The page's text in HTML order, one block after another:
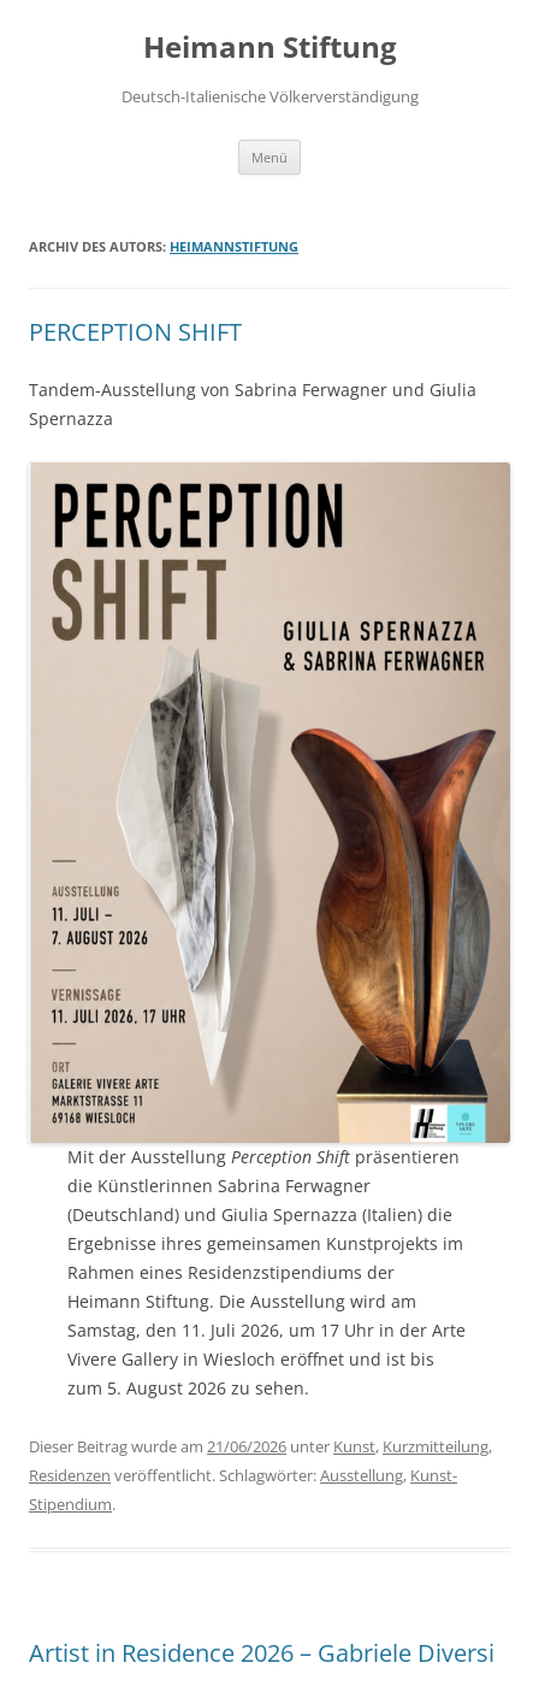
Heimann Stiftung
Deutsch-Italienische Völkerverständigung
Menü
ARCHIV DES AUTORS: HEIMANNSTIFTUNG
PERCEPTION SHIFT
Tandem-Ausstellung von Sabrina Ferwagner und Giulia
Spernazza
Mit der Ausstellung Perception Shift präsentieren
die Künstlerinnen Sabrina Ferwagner
(Deutschland) und Giulia Spernazza (Italien) die
Ergebnisse ihres gemeinsamen Kunstprojekts im
Rahmen eines Residenzstipendiums der
Heimann Stiftung. Die Ausstellung wird am
Samstag, den 11. Juli 2026, um 17 Uhr in der Arte
Vivere Gallery in Wiesloch eröffnet und ist bis
zum 5. August 2026 zu sehen.
Dieser Beitrag wurde am 21/06/2026 unter Kunst, Kurzmitteilung,
Residenzen veröffentlicht. Schlagwörter:Ausstellung, Kunst-
Stipendium.
Artist in Residence 2026 – Gabriele Diversi